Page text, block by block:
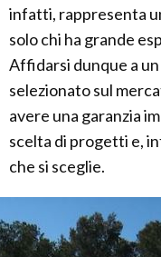
infatti, rappresenta
solo chi ha grande
Affidarsi dunque a
selezionato sul
avere una garanzia
scelta di progetti e,
che si sceglie.